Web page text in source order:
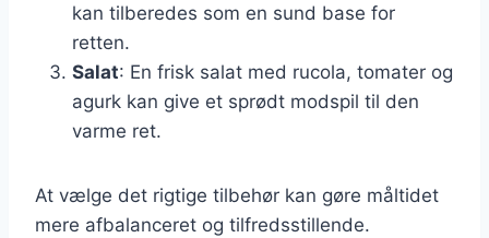
kan tilberedes som en sund base for
retten.
Salat: En frisk salat med rucola, tomater og
agurk kan give et sprødt modspil til den
varme ret.
At vælge det rigtige tilbehør kan gøre måltidet
mere afbalanceret og tilfredsstillende.